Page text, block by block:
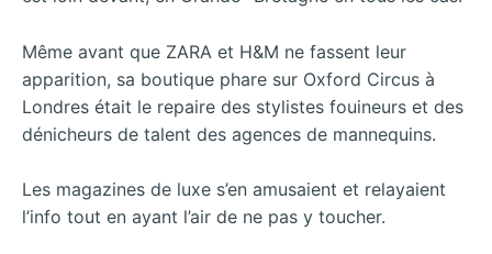
Même avant que ZARA et H&M ne fassent leur
apparition, sa boutique phare sur Oxford Circus à
Londres était le repaire des stylistes fouineurs et des
dénicheurs de talent des agences de mannequins.
Les magazines de luxe s’en amusaient et relayaient
l’info tout en ayant l’air de ne pas y toucher.